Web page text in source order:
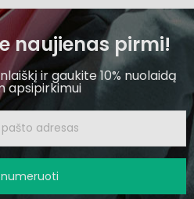
naujienas pirmi!
ir gaukite 10% nuolaidą
apsipirkimui